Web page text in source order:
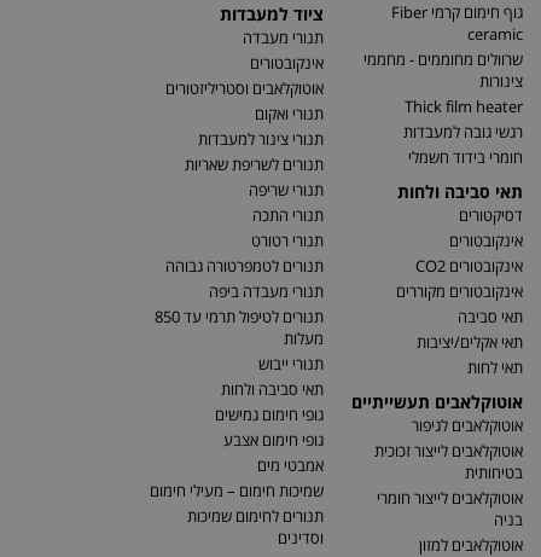
גוף חימום קרמי Fiber
ceramic
שרוולים מחוממים - מחממי
צינורות
Thick film heater
רגשי גובה למעבדות
חומרי בידוד חשמלי
תאי סביבה ולחות
דסיקטורים
אינקובטורים
אינקובטורים CO2
אינקובטורים מקוררים
תאי סביבה
תאי אקלים/יציבות
תאי לחות
אוטוקלאבים תעשייתיים
אוטוקלאבים לגיפור
אוטוקלאבים לייצור זכוכית
בטיחותית
אוטוקלאבים לייצור חומרי
בניה
אוטוקלאבים למזון
ציוד למעבדות
תנורי מעבדה
אינקובטורים
אוטוקלאבים וסטריליזטורים
תנורי ואקום
תנורי צינור למעבדות
תנורים לשריפת שאריות
תנורי שריפה
תנורי התכה
תנורי רטורט
תנורים לטמפרטורה גבוהה
תנורי מעבדה ביפה
תנורים לטיפול תרמי עד 850
מעלות
תנורי ייבוש
תאי סביבה ולחות
גופי חימום גמישים
גופי חימום אצבע
אמבטי מים
שמיכות חימום – מעילי חימום
תנורים לחימום שמיכות
וסדינים